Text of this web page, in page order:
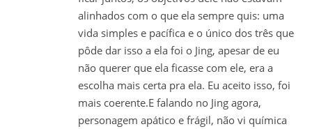
alinhados com o que ela sempre quis: uma
vida simples e pacífica e o único dos três que
pôde dar isso a ela foi o Jing, apesar de eu
não querer que ela ficasse com ele, era a
escolha mais certa pra ela. Eu aceito isso, foi
mais coerente.E falando no Jing agora,
personagem apático e frágil, não vi química